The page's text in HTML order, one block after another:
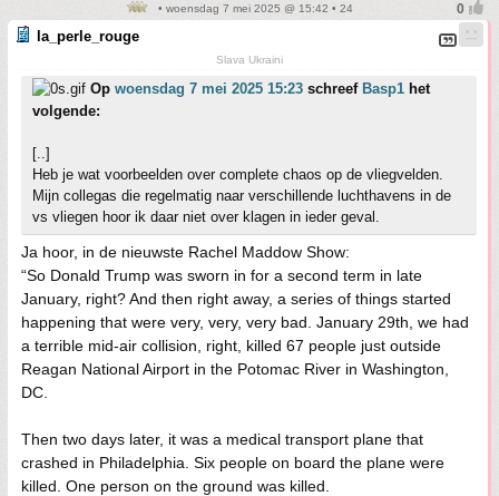
• woensdag 7 mei 2025 @ 15:42 • 24
la_perle_rouge
Slava Ukraini
Op woensdag 7 mei 2025 15:23 schreef Basp1 het
volgende:
[..]
Heb je wat voorbeelden over complete chaos op de vliegvelden.
Mijn collegas die regelmatig naar verschillende luchthavens in de
vs vliegen hoor ik daar niet over klagen in ieder geval.
Ja hoor, in de nieuwste Rachel Maddow Show:
“So Donald Trump was sworn in for a second term in late
January, right? And then right away, a series of things started
happening that were very, very, very bad. January 29th, we had
a terrible mid-air collision, right, killed 67 people just outside
Reagan National Airport in the Potomac River in Washington,
DC.
Then two days later, it was a medical transport plane that
crashed in Philadelphia. Six people on board the plane were
killed. One person on the ground was killed.